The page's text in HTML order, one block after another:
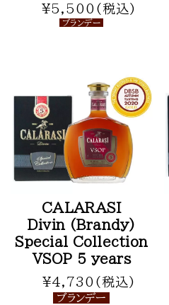
¥5,500(税込)
ブランデー
CALARASI
Divin (Brandy)
Special Collection
VSOP 5 years
¥4,730(税込)
ブランデー